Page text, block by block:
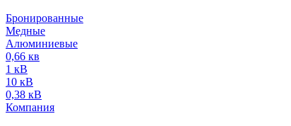
Бронированные
Медные
Алюминиевые
0,66 кв
1 кВ
10 кВ
0,38 кВ
Компания